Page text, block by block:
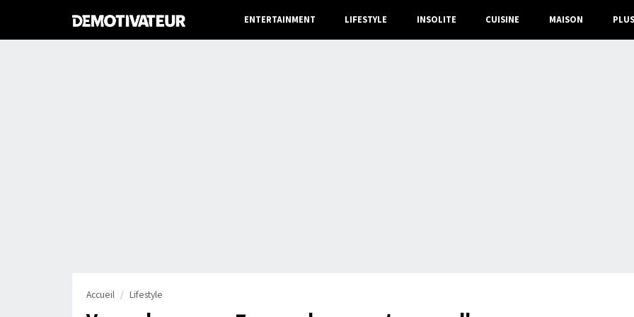
ENTERTAINMENT LIFESTYLE INSOLITE CUISINE MAISON PLUS
Accueil Lifestyle